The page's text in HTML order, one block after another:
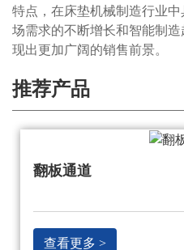
特点，在床垫机械制造行业
场需求的不断增长和智能制
现出更加广阔的销售前景。
推荐产品
翻板通道
查看更多 >